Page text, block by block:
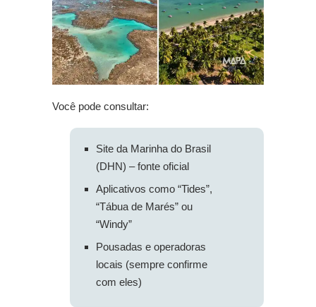
Você pode consultar:
Site da Marinha do Brasil
(DHN) – fonte oficial
Aplicativos como “Tides”,
“Tábua de Marés” ou
“Windy”
Pousadas e operadoras
locais (sempre confirme
com eles)